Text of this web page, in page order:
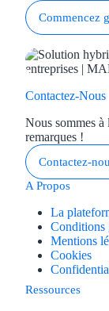
Commencez
Contactez-Nous
Nous sommes à
remarques !
Contactez-
A Propos
La
Conditions
Mentions
Cookies
Ressources